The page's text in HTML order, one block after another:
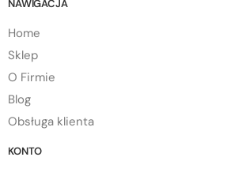
NAWIGACJA
Home
Sklep
O Firmie
Blog
Obsługa klienta
KONTO